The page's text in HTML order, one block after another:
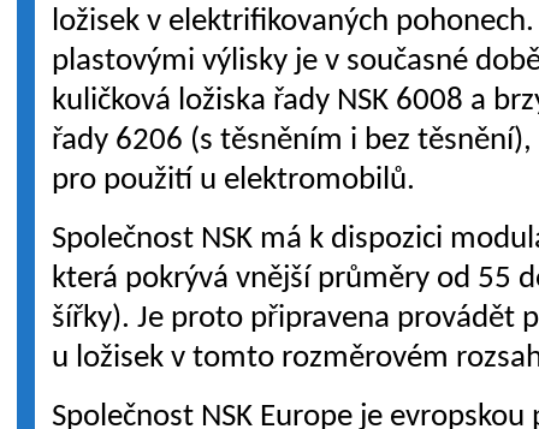
ložisek v elektrifikovaných
plastovými výlisky je v současné
kuličková ložiska řady NSK 6008 a
řady 6206 (s těsněním i bez
pro použití u elektromobilů.
Společnost NSK má k dispozici
která pokrývá vnější průměry od 55
šířky). Je proto připravena provádět
u ložisek v tomto rozměrovém
Společnost NSK Europe je